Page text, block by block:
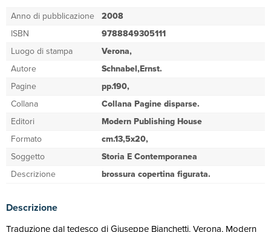
Anno di pubblicazione 2008
ISBN
9788849305111
Luogo di stampa
Verona,
Autore
Schnabel,Ernst.
Pagine
pp.190,
Collana
Collana Pagine disparse.
Editori
Modern Publishing House
Formato
cm.13,5x20,
Soggetto
Storia E Contemporanea
Descrizione
brossura copertina figurata.
Descrizione
Traduzione dal tedesco di Giuseppe Bianchetti. Verona, Modern